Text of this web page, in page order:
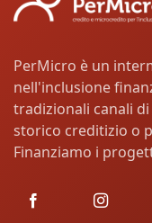
PerMicro è un
nell'inclusione
tradizionali canali
storico creditizio o
Finanziamo i